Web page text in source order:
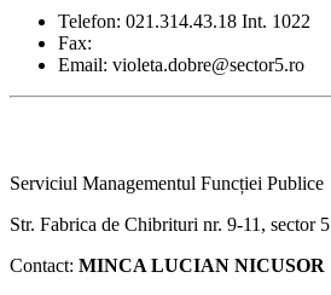
Telefon: 021.314.43.18 Int. 1022
Fax:
Email: violeta.dobre@sector5.ro
Serviciul Managementul Funcției Publice
Str. Fabrica de Chibrituri nr. 9-11, sector 5
Contact: MINCA LUCIAN NICUSOR